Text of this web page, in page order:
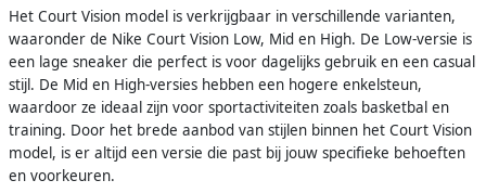
Het Court Vision model is verkrijgbaar in verschillende varianten,
waaronder de Nike Court Vision Low, Mid en High. De Low-versie is
een lage sneaker die perfect is voor dagelijks gebruik en een casual
stijl. De Mid en High-versies hebben een hogere enkelsteun,
waardoor ze ideaal zijn voor sportactiviteiten zoals basketbal en
training. Door het brede aanbod van stijlen binnen het Court Vision
model, is er altijd een versie die past bij jouw specifieke behoeften
en voorkeuren.